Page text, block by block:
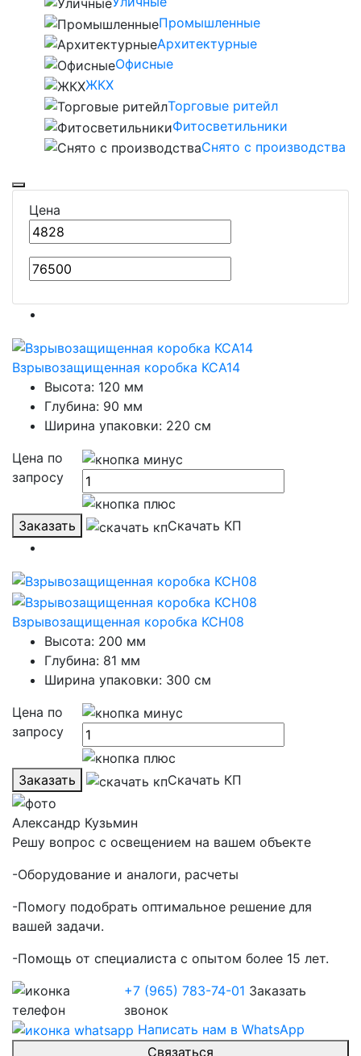
Промышленные
Архитектурные
Офисные
ЖКХ
Торговые ритейл
Фитосветильники
Снято с производства
Цена
Взрывозащищенная коробка КСА14
Высота: 120 мм
Глубина: 90 мм
Ширина упаковки: 220 см
Цена по
запросу
Заказать Скачать КП
Взрывозащищенная коробка КСН08
Высота: 200 мм
Глубина: 81 мм
Ширина упаковки: 300 см
Цена по
запросу
Заказать Скачать КП
Александр Кузьмин
Решу вопрос с освещением на вашем объекте
-Оборудование и аналоги, расчеты
-Помогу подобрать оптимальное решение для
вашей задачи.
-Помощь от специалиста с опытом более 15 лет.
+7 (965) 783-74-01 Заказать
звонок
Написать нам в WhatsApp
Связаться